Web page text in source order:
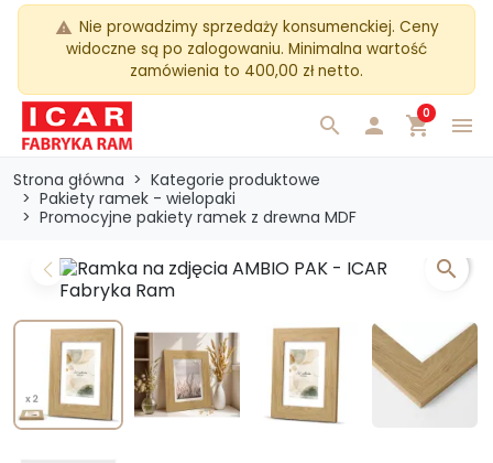
warning Nie prowadzimy sprzedaży konsumenckiej. Ceny
widoczne są po zalogowaniu. Minimalna wartość
zamówienia to 400,00 zł netto.
menu
search  shopping_cart
0
Strona główna
Kategorie produktowe
Pakiety ramek - wielopaki
Promocyjne pakiety ramek z drewna MDF
Previous Next
search